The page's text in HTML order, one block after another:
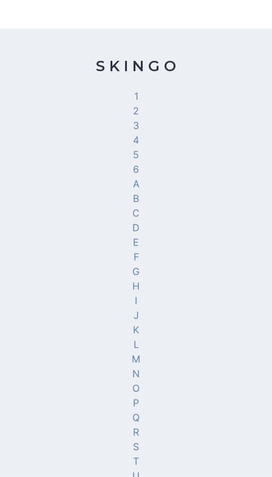
S K I N G O
1
2
3
4
5
6
A
B
C
D
E
F
G
H
I
J
K
L
M
N
O
P
Q
R
S
T